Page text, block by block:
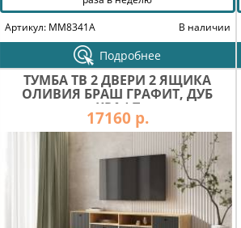
Артикул: MM8341A
В наличии
Подробнее
ТУМБА ТВ 2 ДВЕРИ 2 ЯЩИКА
ОЛИВИЯ БРАШ ГРАФИТ, ДУБ
КРАФТ
17160 р.